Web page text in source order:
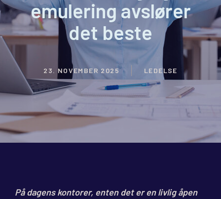
emulering avslører
det beste
23. NOVEMBER 2025 LEDELSE
På dagens kontorer, enten det er en livlig åpen